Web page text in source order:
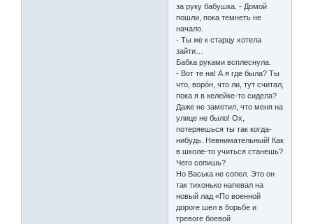
за руку бабушка. - Домой
пошли, пока темнеть не
начало.
- Ты же к старцу хотела
зайти…
Бабка руками всплеснула.
- Вот те на! А я где была? Ты
что, ворóн, что ли, тут считал,
пока я в келейке-то сидела?
Даже не заметил, что меня на
улице не было! Ох,
потеряешься ты так когда-
нибудь. Невнимательный! Как
в школе-то учиться станешь?
Чего сопишь?
Но Васька не сопел. Это он
так тихонько напевал на
новый лад «По военной
дороге шел в борьбе и
тревоге боевой